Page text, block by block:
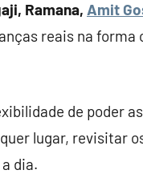
Ramana, Amit
reais na
de poder
lugar, revisitar
dia.